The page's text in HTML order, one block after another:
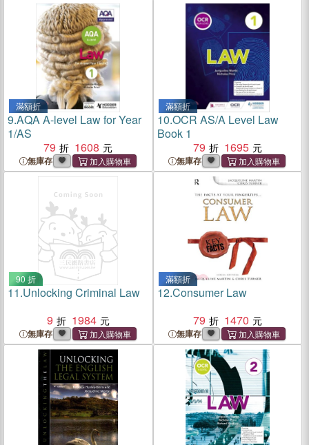
滿額折
9.AQA A-level Law for Year
1/AS
79
1608
無庫存
滿額折
10.OCR AS/A Level Law
Book 1
79
1695
無庫存
90 折
11.Unlocking Criminal Law
9
1984
無庫存
滿額折
12.Consumer Law
79
1470
無庫存